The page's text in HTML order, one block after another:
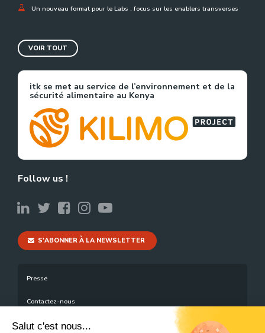
Un nouveau format pour le Labs : focus sur les enablers transverses
VOIR TOUT
itk se met au service de l’environnement et de la
sécurité alimentaire au Kenya
Follow us !
S'ABONNER À LA NEWSLETTER
Presse
Contactez-nous
Mentions légales
Salut c'est nous...